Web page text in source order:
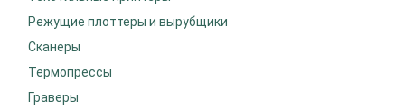
Режущие плоттеры и вырубщики
Сканеры
Термопрессы
Граверы